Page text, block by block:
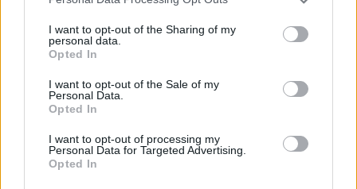
not limited to your visit or usage behaviour. You may click to
grant or deny consent to Google and its third-party tags to
use your data for below specified purposes in below Google
consent section.
I want to opt-out of the Sharing of my
personal data.
Opted In
I want to opt-out of the Sale of my
Personal Data.
Opted In
I want to opt-out of processing my
Personal Data for Targeted Advertising.
Opted In
Άμεσα η φρενίτιδα για την άγνωστη λέξη covfefe έπιασε
Αμερική και πιθανώς και σε ολόκληρο τον κόσμο.
Ακόμη και στην Ελλάδα, εντός λίγων λεπτών το θέμα
βρέθηκε στην πρώτη θέση, με δεκάδες χρήστες σε
τρελά κέφια να χρησιμοποιούν την λέξη με ποικίλους